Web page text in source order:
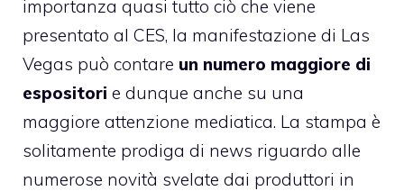
importanza quasi tutto ciò che viene
presentato al CES, la manifestazione di Las
Vegas può contare un numero maggiore di
espositori e dunque anche su una
maggiore attenzione mediatica. La stampa è
solitamente prodiga di news riguardo alle
numerose novità svelate dai produttori in